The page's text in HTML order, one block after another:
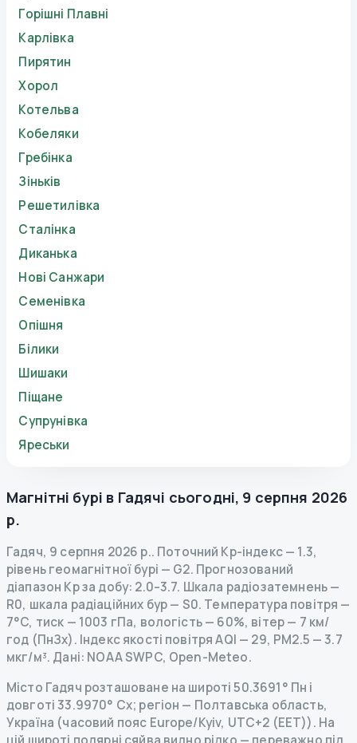
Горішні Плавні
Карлівка
Пирятин
Хорол
Котельва
Кобеляки
Гребінка
Зіньків
Решетилівка
Сталінка
Диканька
Нові Санжари
Семенівка
Опішня
Білики
Шишаки
Піщане
Супрунівка
Яреськи
Магнітні бурі в Гадячі сьогодні, 9 серпня 2026
р.
Гадяч, 9 серпня 2026 р.. Поточний Kp-індекс— 1.3,
рівень геомагнітної бурі — G2. Прогнозований
діапазон Kp за добу: 2.0–3.7. Шкала радіозатемнень—
R0, шкала радіаційних бур— S0. Температура повітря —
7°C, тиск — 1003 гПа, вологість — 60%, вітер — 7 км/
год (ПнЗх). Індекс якості повітря AQI — 29, PM2.5 — 3.7
мкг/м³. Дані: NOAA SWPC, Open-Meteo.
Місто Гадяч розташоване на широті 50.3691° Пн і
довготі 33.9970° Сх; регіон — Полтавська область,
Україна (часовий пояс Europe/Kyiv, UTC+2 (EET)). На